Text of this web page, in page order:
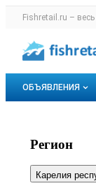
Раздел
Fishretail.ru – весь
Навигация
ОБЪЯВЛЕНИЯ
Горячее
Мои
В
Фильтры
Регион
Карелия